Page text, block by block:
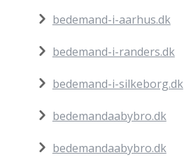
bedemand-i-aarhus.dk
bedemand-i-randers.dk
bedemand-i-silkeborg.dk
bedemandaabybro.dk
bedemandaabybro.dk